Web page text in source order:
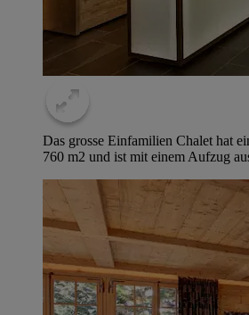
Das grosse Einfamilien Chalet hat
760 m2 und ist mit einem Aufzug